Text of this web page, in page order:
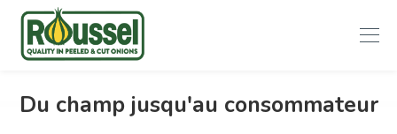
Onions
Du champ jusqu'au consommateur